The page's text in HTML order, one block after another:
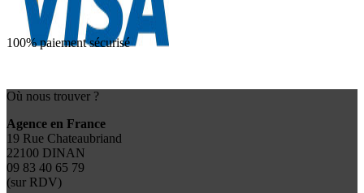
100% paiement sécurisé
Où nous trouver ?
Agence en France
19 Rue Chateaubriand
22100 DINAN
09 83 40 65 79
(sur RDV)